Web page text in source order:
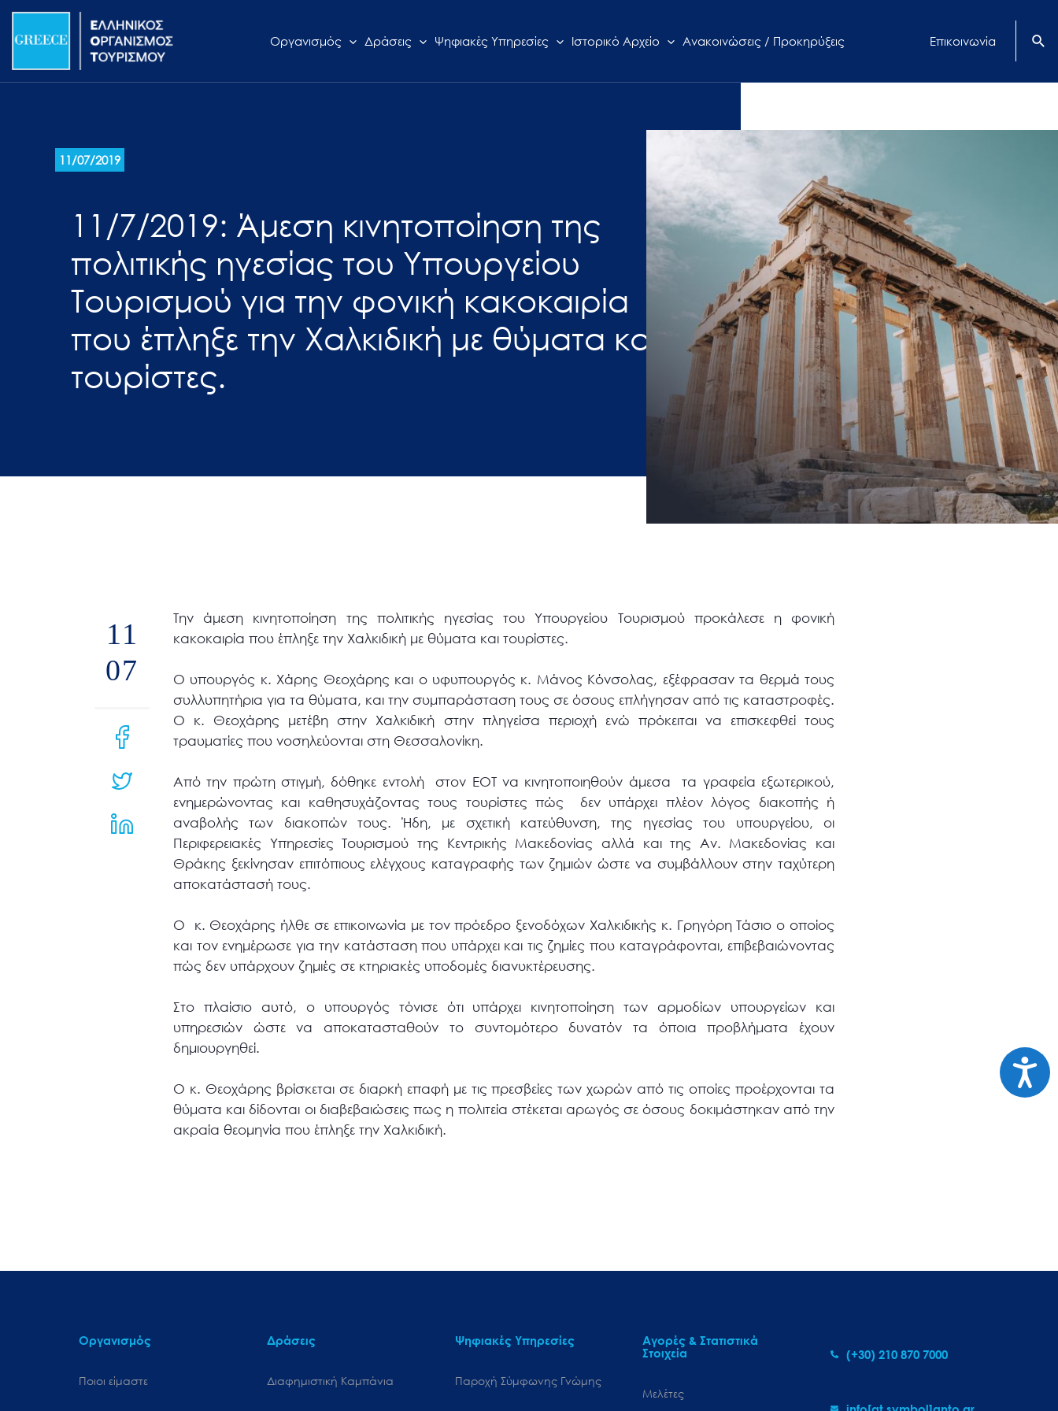
Σημείωση:
Αυτός
ιστότοπος
προσβασιμότητας.
προσαρμόσετε
χρησιμοποιούν
Μετάβαση
στο
Οργανισμός Δράσεις Ψηφιακές Υπηρεσίες Ιστορικό Αρχείο Ανακοινώσεις / Προκηρύξεις Επικοινωνία
11/07/2019
11/7/2019: Άμεση κινητοποίηση της
πολιτικής ηγεσίας του Υπουργείου
Τουρισμού για την φονική κακοκαιρία
που έπληξε την Χαλκιδική με θύματα και
τουρίστες.
11
07
Την άμεση κινητοποίηση της πολιτικής ηγεσίας του Υπουργείου Τουρισμού προκάλεσε η φονική
κακοκαιρία που έπληξε την Χαλκιδική με θύματα και τουρίστες.
Ο υπουργός κ. Χάρης Θεοχάρης και ο υφυπουργός κ. Μάνος Κόνσολας, εξέφρασαν τα θερμά τους
συλλυπητήρια για τα θύματα, και την συμπαράσταση τους σε όσους επλήγησαν από τις καταστροφές.
Ο κ. Θεοχάρης μετέβη στην Χαλκιδική στην πληγείσα περιοχή ενώ πρόκειται να επισκεφθεί τους
τραυματίες που νοσηλεύονται στη Θεσσαλονίκη.
Από την πρώτη στιγμή, δόθηκε εντολή στον ΕΟΤ να κινητοποιηθούν άμεσα τα γραφεία εξωτερικού,
ενημερώνοντας και καθησυχάζοντας τους τουρίστες πώς δεν υπάρχει πλέον λόγος διακοπής ή
αναβολής των διακοπών τους. Ήδη, με σχετική κατεύθυνση, της ηγεσίας του υπουργείου, οι
Περιφερειακές Υπηρεσίες Τουρισμού της Κεντρικής Μακεδονίας αλλά και της Αν. Μακεδονίας και
Θράκης ξεκίνησαν επιτόπιους ελέγχους καταγραφής των ζημιών ώστε να συμβάλλουν στην ταχύτερη
αποκατάστασή τους.
Ο κ. Θεοχάρης ήλθε σε επικοινωνία με τον πρόεδρο ξενοδόχων Χαλκιδικής κ. Γρηγόρη Τάσιο ο οποίος
και τον ενημέρωσε για την κατάσταση που υπάρχει και τις ζημίες που καταγράφονται, επιβεβαιώνοντας
πώς δεν υπάρχουν ζημιές σε κτηριακές υποδομές διανυκτέρευσης.
Στο πλαίσιο αυτό, ο υπουργός τόνισε ότι υπάρχει κινητοποίηση των αρμοδίων υπουργείων και
υπηρεσιών ώστε να αποκατασταθούν το συντομότερο δυνατόν τα όποια προβλήματα έχουν
δημιουργηθεί.
Ο κ. Θεοχάρης βρίσκεται σε διαρκή επαφή με τις πρεσβείες των χωρών από τις οποίες προέρχονται τα
θύματα και δίδονται οι διαβεβαιώσεις πως η πολιτεία στέκεται αρωγός σε όσους δοκιμάστηκαν από την
ακραία θεομηνία που έπληξε την Χαλκιδική.
Οργανισμός
Ποιοι είμαστε
Δράσεις
Διαφημιστική Καμπάνια
Ψηφιακές Υπηρεσίες
Παροχή Σύμφωνης Γνώμης
Αγορές & Στατιστικά
Στοιχεία
Μελέτες
(+30) 210 870 7000